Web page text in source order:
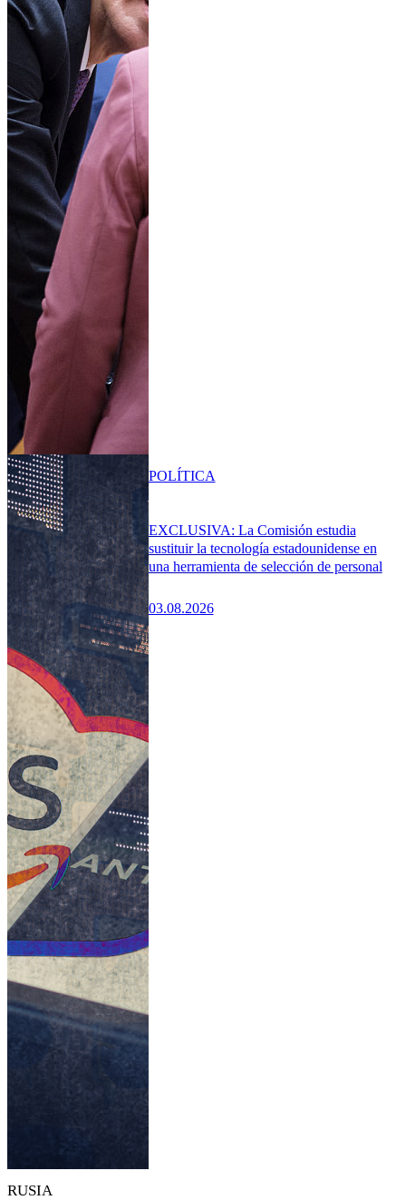
EXCLUSIVA: La Comisión estudia
sustituir la tecnología estadounidense en
una herramienta de selección de personal
03.08.2026
POLÍTICA
RUSIA